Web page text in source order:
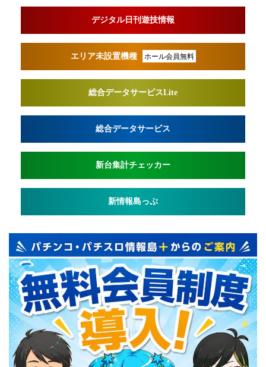
デジタル日刊遊技情報
エリア未設置機種 ホール会員無料
総合データサービスLite
総合データサービス
新台集計チェッカー
新情報島っぷ